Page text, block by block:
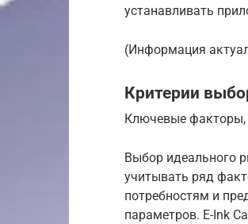
устанавливать
(Информация
Критерии
Ключевые
Выбор идеального
учитывать ряд
потребностям и
параметров. E-Ink